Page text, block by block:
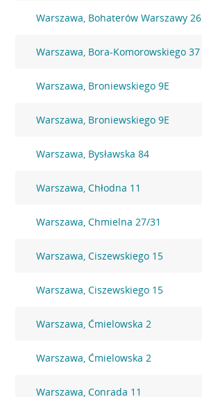
Warszawa, Bohaterów Warszawy 26
Warszawa, Bora-Komorowskiego 37
Warszawa, Broniewskiego 9E
Warszawa, Broniewskiego 9E
Warszawa, Bysławska 84
Warszawa, Chłodna 11
Warszawa, Chmielna 27/31
Warszawa, Ciszewskiego 15
Warszawa, Ciszewskiego 15
Warszawa, Ćmielowska 2
Warszawa, Ćmielowska 2
Warszawa, Conrada 11